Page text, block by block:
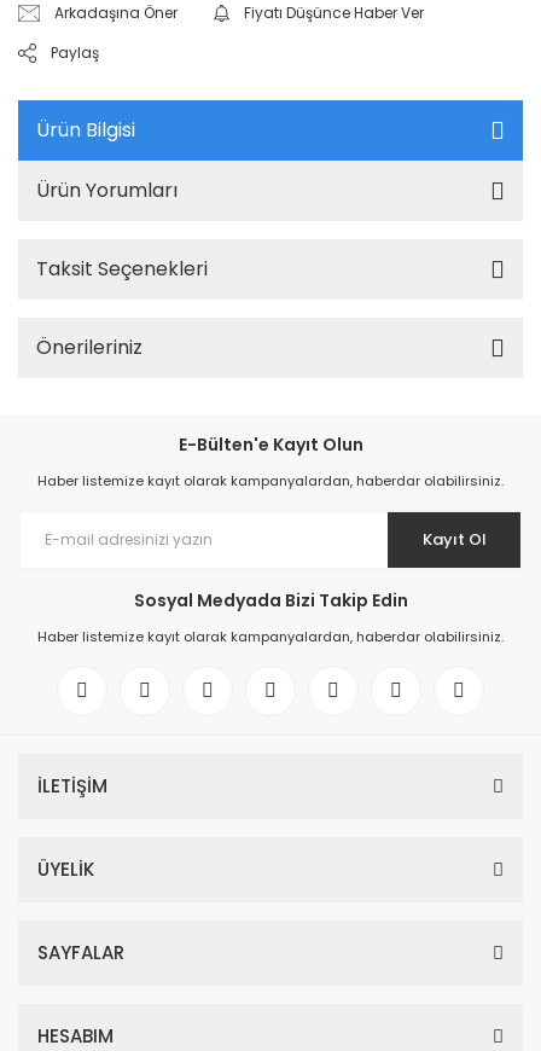
Arkadaşına Öner
Fiyatı Düşünce Haber Ver
Paylaş
Ürün Bilgisi
Ürün Yorumları
Taksit Seçenekleri
Önerileriniz
E-Bülten'e Kayıt Olun
Haber listemize kayıt olarak kampanyalardan, haberdar olabilirsiniz.
Kayıt Ol
Sosyal Medyada Bizi Takip Edin
Haber listemize kayıt olarak kampanyalardan, haberdar olabilirsiniz.
İLETİŞİM
ÜYELİK
SAYFALAR
HESABIM